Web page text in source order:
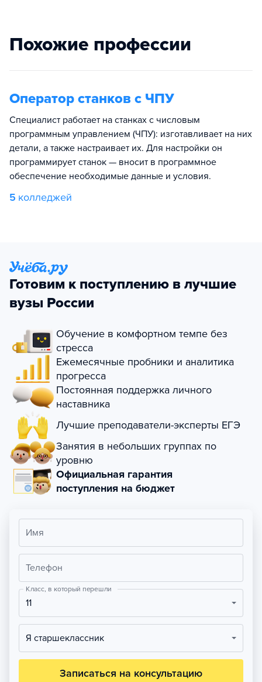
Похожие профессии
Оператор станков с ЧПУ
Специалист работает на станках с числовым
программным управлением (ЧПУ): изготавливает на них
детали, а также настраивает их. Для настройки он
программирует станок — вносит в программное
обеспечение необходимые данные и условия.
5 колледжей
Готовим к поступлению в лучшие
вузы России
Обучение в комфортном темпе без
стресса
Ежемесячные пробники и аналитика
прогресса
Постоянная поддержка личного
наставника
Лучшие преподаватели-эксперты ЕГЭ
Занятия в небольших группах по
уровню
Официальная гарантия
поступления на бюджет
Имя
Телефон
Класс, в который перешли
11
Я старшеклассник
Записаться на консультацию